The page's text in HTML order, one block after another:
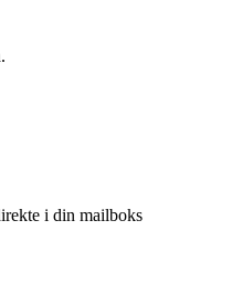
i din mailboks